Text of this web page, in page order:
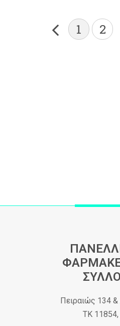
1 2
Πειραιώς 134
ΤΚ